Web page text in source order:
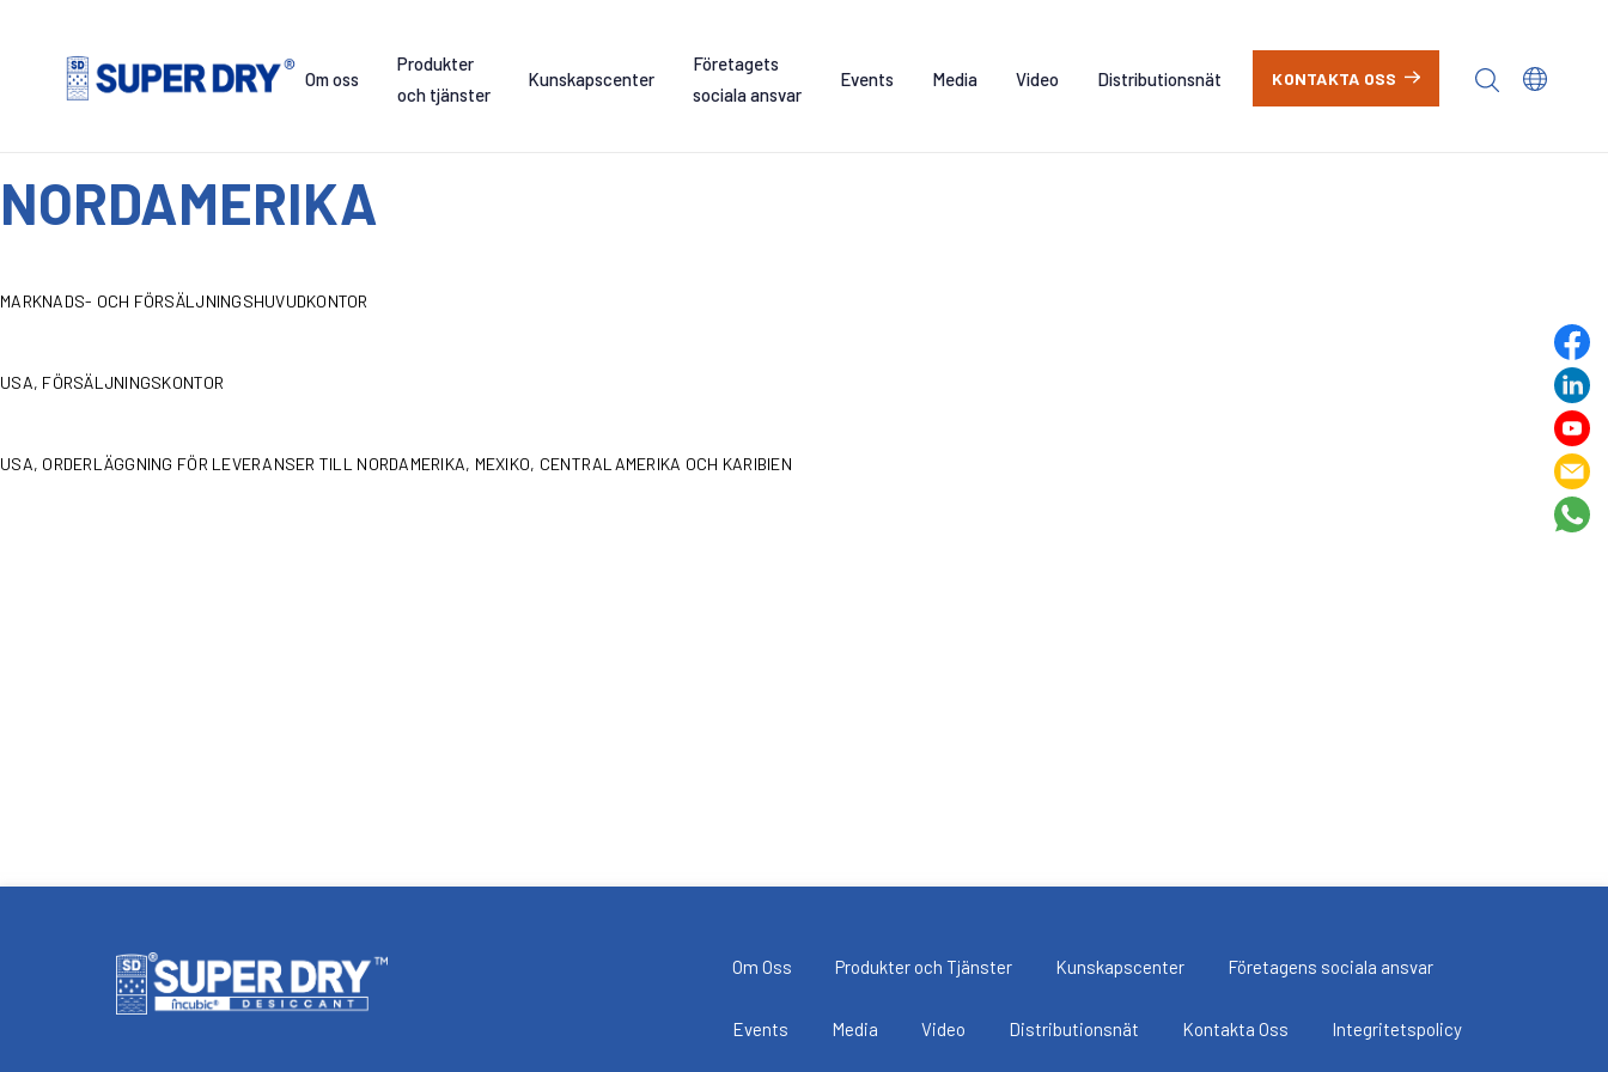
Om oss
Produkter
och tjänster
Kunskapscenter
Företagets
sociala ansvar
Events Media Video Distributionsnät KONTAKTA OSS
NORDAMERIKA
MARKNADS- OCH FÖRSÄLJNINGSHUVUDKONTOR
USA, FÖRSÄLJNINGSKONTOR
USA, ORDERLÄGGNING FÖR LEVERANSER TILL NORDAMERIKA, MEXIKO, CENTRALAMERIKA OCH KARIBIEN
Om Oss Produkter och Tjänster Kunskapscenter Företagens sociala ansvar
Events Media Video Distributionsnät Kontakta Oss Integritetspolicy